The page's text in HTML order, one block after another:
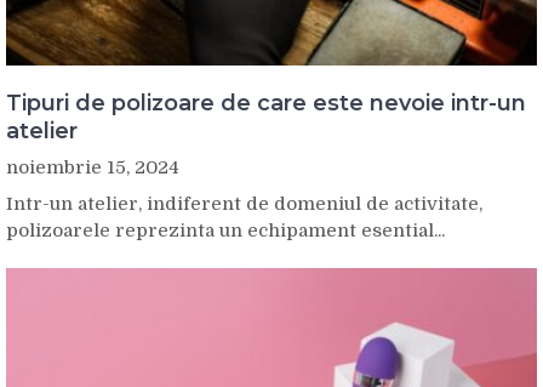
Tipuri de polizoare de care este nevoie intr-un
atelier
noiembrie 15, 2024
Intr-un atelier, indiferent de domeniul de activitate,
polizoarele reprezinta un echipament esential...